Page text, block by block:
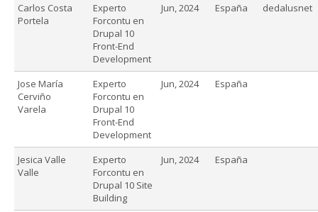
Carlos Costa
Portela
Experto
Forcontu en
Drupal 10
Front-End
Development
Jun, 2024 España dedalusnet
Jose María
Cerviño
Varela
Experto
Forcontu en
Drupal 10
Front-End
Development
Jun, 2024 España
Jesica Valle
Valle
Experto
Forcontu en
Drupal 10 Site
Building
Jun, 2024 España